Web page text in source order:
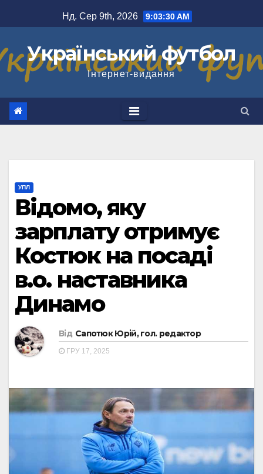
до
Нд. Сер 9th, 2026 9:03:30 AM
Український футбол
Інтернет-видання
УПЛ
Відомо, яку
зарплату отримує
Костюк на посаді
в.о. наставника
Динамо
Від Сапотюк Юрій, гол. редактор
ГРУ 17, 2025